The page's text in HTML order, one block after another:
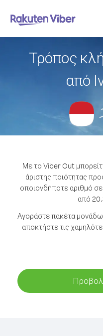
Τρόπος
από
Με το Viber Out
άριστης ποιότητας
οποιονδήποτε αριθμό
από
Αγοράστε πακέτα
αποκτήστε τις